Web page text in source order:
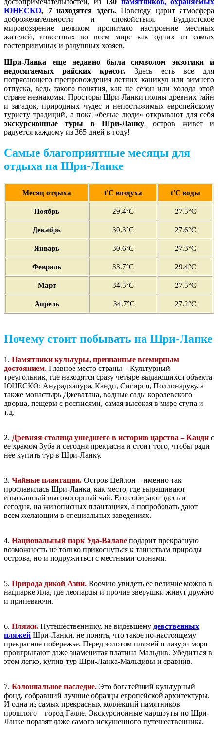
достопримечательностей, из 130 памятников, охраняемых
ЮНЕСКО, 7 находятся здесь.Повсюду царит атмосфера
доброжелательности и спокойствия. Буддистское
мировоззрение целиком пропитало настроение местных
жителей, известных во всем мире как одних из самых
гостеприимных и радушных хозяев.
Шри-Ланка еще недавно была символом экзотики и
недосягаемых райских красот. Здесь есть все для
потрясающего препровождения летних каникул или зимнего
отпуска, ведь такого понятия, как не сезон или холода этой
стране незнакомы. Просторы Шри-Ланки полны древних тайн
и загадок, природных чудес и непостижимых европейскому
туристу традиций, а пока «белые люди» открывают для себя
экскурсионные туры в Шри-Ланку, остров живет и
радуется каждому из 365 дней в году!
Самые благоприятные месяцы для
отдыха на Шри-Ланке
Месяц отдыха t'С воздуха t'С воды
Ноябрь 29.4°C 27.5°C
Декабрь 30.3°C 27.6°C
Январь 30.6°C 27.3°C
Февраль 33.7°C 29.4°C
Март 34.5°C 27.5°C
Апрель 34.7°C 27.2°C
Почему стоит побывать на Шри-Ланке
1. Памятники культуры, признанные всемирным
достоянием. Главное место страны – Культурный
треугольник, где находятся сразу четыре выдающихся объекта
ЮНЕСКО: Анурадхапура, Канди, Сигирия, Поллонаруву, а
также монастырь Джеватана, водные сады королевского
дворца, пещеры с росписями, самая высокая в мире ступа и
т.д.
2. Древняя столица ушедшего в историю царства – Канди с
ее храмом Зуба и сегодня прекрасна и стоит того, чтобы ради
нее купить тур в Шри-Ланку.
3. Чайные плантации. Остров Цейлон – именно так
прославилась Шри-Ланка, как место, где выращивают
изысканный высокогорный чай. Его собирают здесь и
сегодня, на живописных плантациях, а попробовать дают
всем желающим в специальных заведениях.
4. Национальный парк Уда-Валаве подарит прекрасную
возможность не только прикоснуться к таинствам природы
острова, но и подружиться с местными слонами.
5. Природа дикой Азии. Воочию увидеть ее величие можно в
нацпарке Яла, где леопарды и прочие зверушки живут дружно
и припеваючи.
6. Пляжи. Путешественнику, не видевшему девственных
пляжей Шри-Ланки, не понять, что такое по-настоящему
прекрасное побережье. Перед золотом пляжей и лазури моря
проигрывают даже знаменитая платина Мальдив. Убедиться в
этом легко, купив тур Шри-Ланка-Мальдивы и сравнив.
7. Колониальное наследие. Это богатейший культурный
фонд, собравший лучшие образцы европейской архитектуры.
И одна из самых прекрасных коллекций памятников
прошлого – город Галле. Экскурсионные маршруты по Шри-
Ланке поразят даже самого искушенного путешественника.